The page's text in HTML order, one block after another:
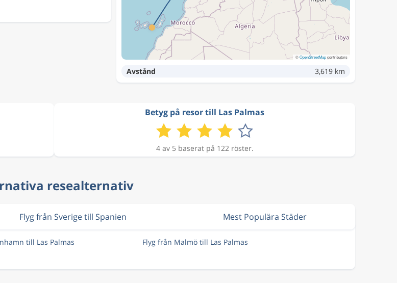
©OpenStreetMapcontributors
Avstånd 3,619 km
Betyg på resor till Las Palmas
4 av 5 baserat på 122 röster.
resealternativ
Flyg från Sverige till Spanien Mest Populära Städer
till Las Palmas
Flyg från Malmö till Las Palmas